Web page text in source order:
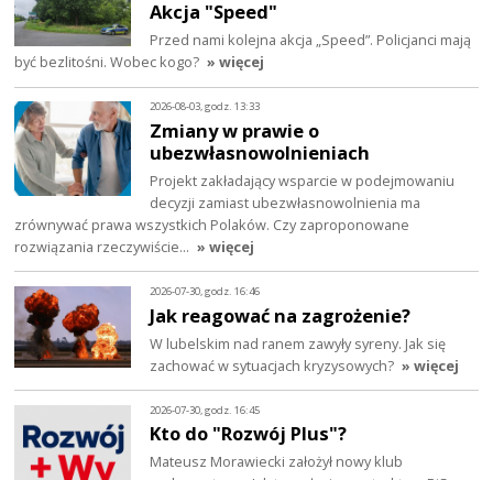
Akcja "Speed"
Przed nami kolejna akcja „Speed”. Policjanci mają
być bezlitośni. Wobec kogo? » więcej
2026-08-03, godz. 13:33
Zmiany w prawie o
ubezwłasnowolnieniach
Projekt zakładający wsparcie w podejmowaniu
decyzji zamiast ubezwłasnowolnienia ma
zrównywać prawa wszystkich Polaków. Czy zaproponowane
rozwiązania rzeczywiście… » więcej
2026-07-30, godz. 16:46
Jak reagować na zagrożenie?
W lubelskim nad ranem zawyły syreny. Jak się
zachować w sytuacjach kryzysowych? » więcej
2026-07-30, godz. 16:45
Kto do "Rozwój Plus"?
Mateusz Morawiecki założył nowy klub